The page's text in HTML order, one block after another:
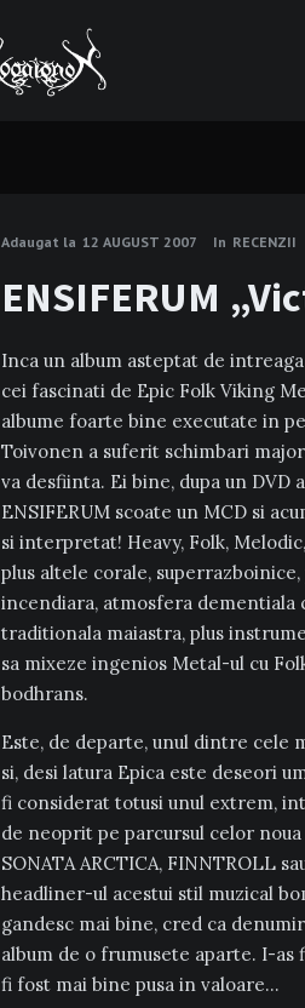
Adaugat la 12 AUGUST 2007 In RECENZII
ENSIFERUM
Inca un album asteptat de
cei fascinati de Epic Folk Viking
albume foarte bine executate in
Toivonen a suferit schimbari
va desfiinta. Ei bine, dupa un
ENSIFERUM scoate un MCD si
si interpretat! Heavy, Folk,
plus altele corale,
incendiara, atmosfera dementiala
traditionala maiastra, plus
sa mixeze ingenios Metal-ul cu
bodhrans.
Este, de departe, unul dintre cele
si, desi latura Epica este deseori
fi considerat totusi unul extrem,
de neoprit pe parcursul celor
SONATA ARCTICA, FINNTROLL
headliner-ul acestui stil muzical
gandesc mai bine, cred ca
album de o frumusete aparte. I-
fi fost mai bine pusa in valoare…